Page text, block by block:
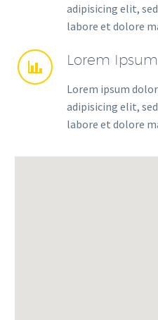
adipisicing elit,
labore et dolore

 Lorem
Lorem ipsum
adipisicing elit,
labore et dolore